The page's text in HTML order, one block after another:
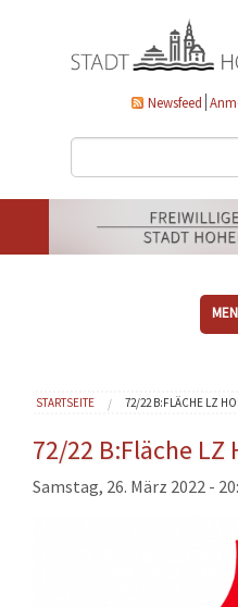
Newsfeed
Sie sind hier
STARTSEITE 72/22 B:FLÄCHE LZ
72/22 B:Fläche
Samstag, 26. März 2022 -